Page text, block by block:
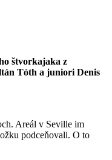
štvorkajaka z
Tóth a juniori Denis
Areál v Seville im
podceňovali. O to